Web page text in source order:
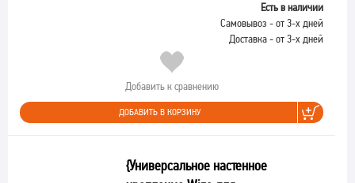
Есть в наличии
Самовывоз - от 3-х дней
Доставка - от 3-х дней
Добавить к сравнению
ДОБАВИТЬ В КОРЗИНУ
{Универсальное настенное